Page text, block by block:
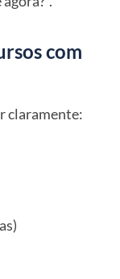
com
claramente: